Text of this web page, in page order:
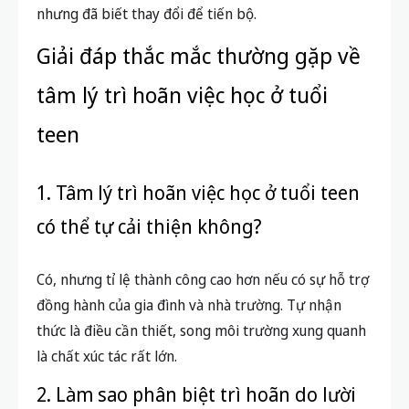
nhưng đã biết thay đổi để tiến bộ.
Giải đáp thắc mắc thường gặp về
tâm lý trì hoãn việc học ở tuổi
teen
1. Tâm lý trì hoãn việc học ở tuổi teen
có thể tự cải thiện không?
Có, nhưng tỉ lệ thành công cao hơn nếu có sự hỗ trợ
đồng hành của gia đình và nhà trường. Tự nhận
thức là điều cần thiết, song môi trường xung quanh
là chất xúc tác rất lớn.
2. Làm sao phân biệt trì hoãn do lười